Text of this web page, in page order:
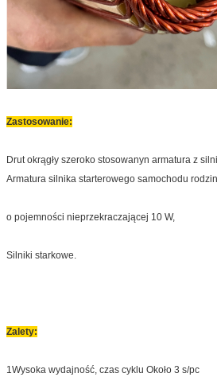
Zastosowanie:
Drut okrągły szeroko stosowanyn armatura z
Armatura silnika starterowego samochodu
o pojemności nieprzekraczającej 10 W,
Silniki starkowe.
Zalety:
1Wysoka wydajność, czas cyklu Około 3 s/pc